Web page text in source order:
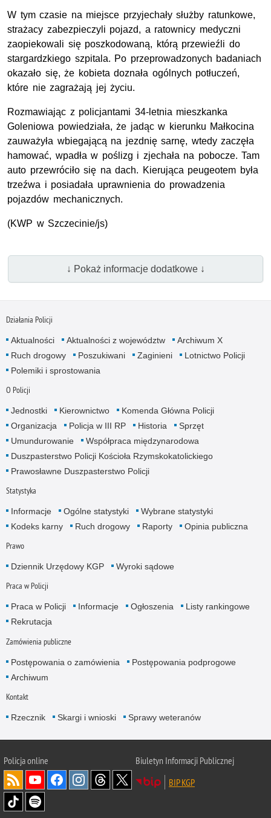
W tym czasie na miejsce przyjechały służby ratunkowe,
strażacy zabezpieczyli pojazd, a ratownicy medyczni
zaopiekowali się poszkodowaną, którą przewieźli do
stargardzkiego szpitala. Po przeprowadzonych badaniach
okazało się, że kobieta doznała ogólnych potłuczeń,
które nie zagrażają jej życiu.
Rozmawiając z policjantami 34-letnia mieszkanka
Goleniowa powiedziała, że jadąc w kierunku Małkocina
zauważyła wbiegającą na jezdnię sarnę, wtedy zaczęła
hamować, wpadła w poślizg i zjechała na pobocze. Tam
auto przewróciło się na dach. Kierująca peugeotem była
trzeźwa i posiadała uprawnienia do prowadzenia
pojazdów mechanicznych.
(KWP w Szczecinie/js)
↓ Pokaż informacje dodatkowe ↓
Działania Policji
Aktualności Aktualności z województw
Archiwum X
Ruch drogowy
Poszukiwani Zaginieni
Lotnictwo Policji
Polemiki i sprostowania
O Policji
Jednostki Kierownictwo
Komenda Główna Policji
Organizacja
Policja w III RP Historia
Sprzęt
Umundurowanie
Współpraca międzynarodowa
Duszpasterstwo Policji Kościoła Rzymskokatolickiego
Prawosławne Duszpasterstwo Policji
Statystyka
Informacje Ogólne statystyki
Wybrane statystyki
Kodeks karny
Ruch drogowy Raporty Opinia publiczna
Prawo
Dziennik Urzędowy KGP Wyroki sądowe
Praca w Policji
Praca w Policji Informacje Ogłoszenia
Listy rankingowe
Rekrutacja
Zamówienia publiczne
Postępowania o zamówienia
Postępowania podprogowe
Archiwum
Kontakt
Rzecznik Skargi i wnioski Sprawy weteranów
Policjaonline
Biuletyn Informacji Publicznej
BIP KGP